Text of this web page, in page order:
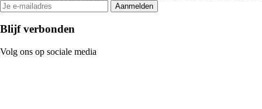
Aanmelden
Blijf verbonden
Volg ons op sociale media